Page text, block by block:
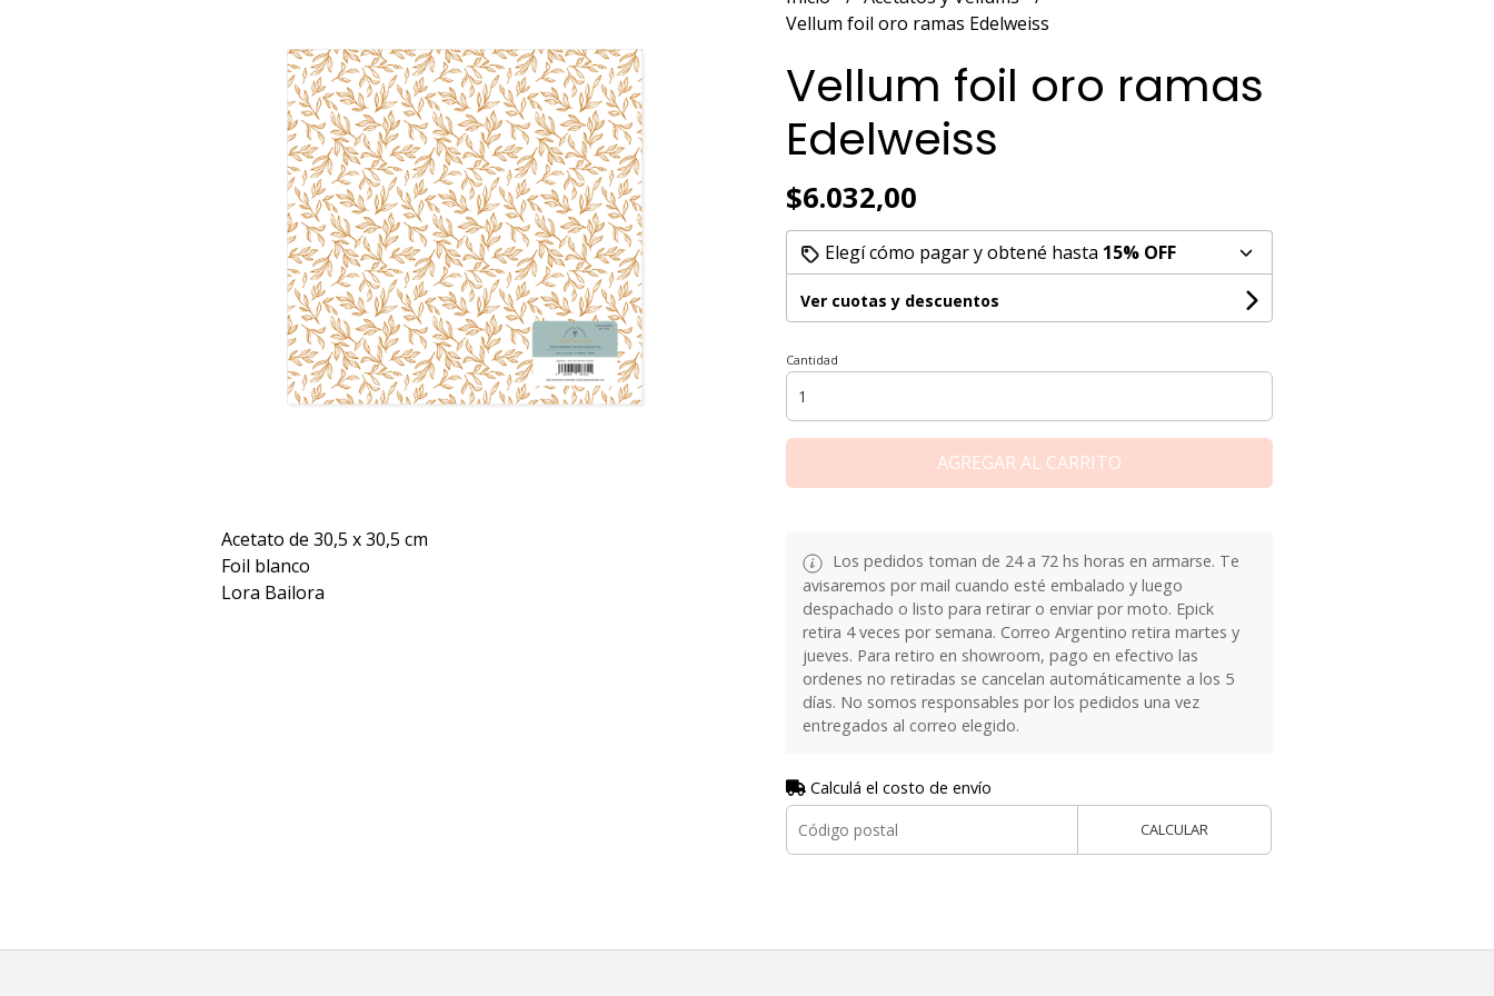
Acetato de 30,5 x 30,5 cm
Foil blanco
Lora Bailora
Vellum foil oro ramas Edelweiss
Vellum foil oro ramas
Edelweiss
$6.032,00
Elegí cómo pagar y obtené hasta 15% OFF
Ver cuotas y descuentos
Cantidad
AGREGAR AL CARRITO
Los pedidos toman de 24 a 72 hs horas en armarse. Te
avisaremos por mail cuando esté embalado y luego
despachado o listo para retirar o enviar por moto. Epick
retira 4 veces por semana. Correo Argentino retira martes y
jueves. Para retiro en showroom, pago en efectivo las
ordenes no retiradas se cancelan automáticamente a los 5
días. No somos responsables por los pedidos una vez
entregados al correo elegido.
Calculá el costo de envío
CALCULAR